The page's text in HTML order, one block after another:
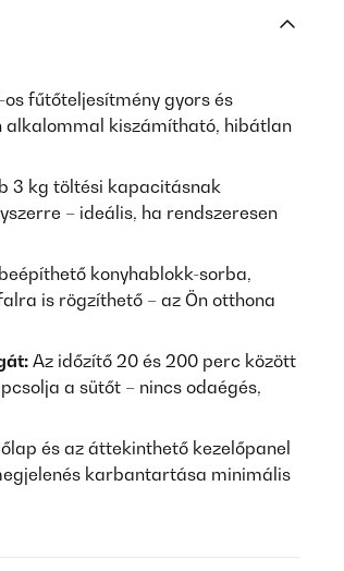
os fűtőteljesítmény gyors és
alkalommal kiszámítható, hibátlan
3 kg töltési kapacitásnak
– ideális, ha rendszeresen
konyhablokk-sorba,
is rögzíthető – az Ön otthona
Az időzítő 20 és 200 perc között
a sütőt – nincs odaégés,
és az áttekinthető kezelőpanel
karbantartása minimális